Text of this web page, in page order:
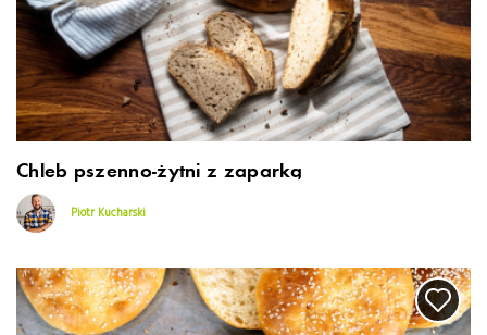
Chleb pszenno-żytni z zaparką
Piotr Kucharski